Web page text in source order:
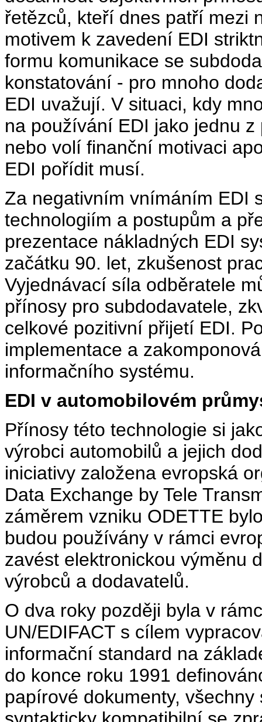
řetězců, kteří dnes patří mezi
motivem k zavedení EDI
formu komunikace se
konstatování - pro mnoho
EDI uvažují. V situaci, kdy
na používání EDI jako jednu
nebo volí finanční motivaci
EDI pořídit musí.
Za negativním vnímáním EDI
technologiím a postupům a
prezentace nákladných EDI
začátku 90. let, zkušenost
Vyjednávací síla odběratele
přínosy pro subdodavatele,
celkové pozitivní přijetí EDI.
implementace a
informačního systému.
EDI v automobilovém
Přínosy této technologie si
výrobci automobilů a jejich
iniciativy založena evropská
Data Exchange by Tele
záměrem vzniku ODETTE
budou používány v rámci
zavést elektronickou výměnu
výrobců a dodavatelů.
O dva roky později byla v
UN/EDIFACT s cílem
informační standard na
do konce roku 1991
papírové dokumenty,